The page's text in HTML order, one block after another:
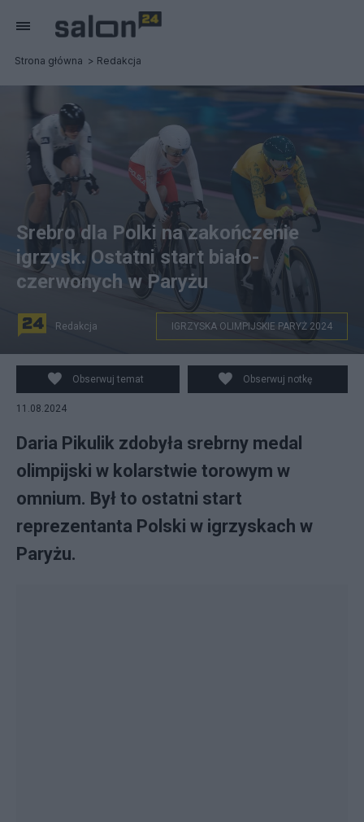
Strona główna Redakcja
Daria Pikulik. Fot. PAP/EPA/ERIK S. LESSER
Srebro dla Polki na zakończenie
igrzysk. Ostatni start biało-
czerwonych w Paryżu
Redakcja IGRZYSKA OLIMPIJSKIE PARYŻ 2024
Obserwuj temat Obserwuj notkę
11.08.2024
Daria Pikulik zdobyła srebrny medal
olimpijski w kolarstwie torowym w
omnium. Był to ostatni start
reprezentanta Polski w igrzyskach w
Paryżu.